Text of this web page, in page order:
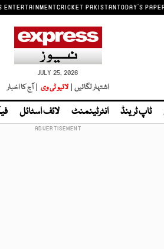
ENTERTAINMENTCRICKET PAKISTANTODAY'S
JULY 25, 2026
اشتہار لگائیں | لائیو ٹی وی | آج کا اخبار
ٹاپ ٹرینڈ انٹرٹینمنٹ لائف اسٹائل